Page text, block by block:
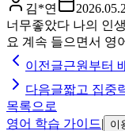
김*연
너무좋았다 나의 인
요 계속 들으면서 영
이전글근원부터
다음글짧고 집중
목록으로
영어 학습 가이드| 이